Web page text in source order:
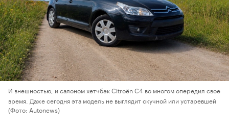
И внешностью, и салоном хетчбэк Citroёn C4 во многом опередил свое
время. Даже сегодня эта модель не выглядит скучной или устаревшей
(Фото: Autonews)